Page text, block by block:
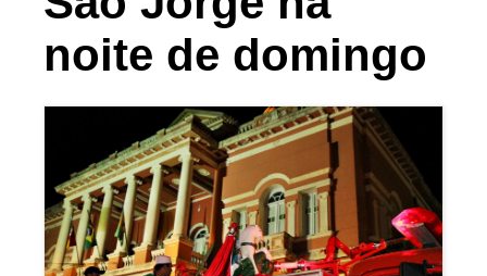
noite de domingo